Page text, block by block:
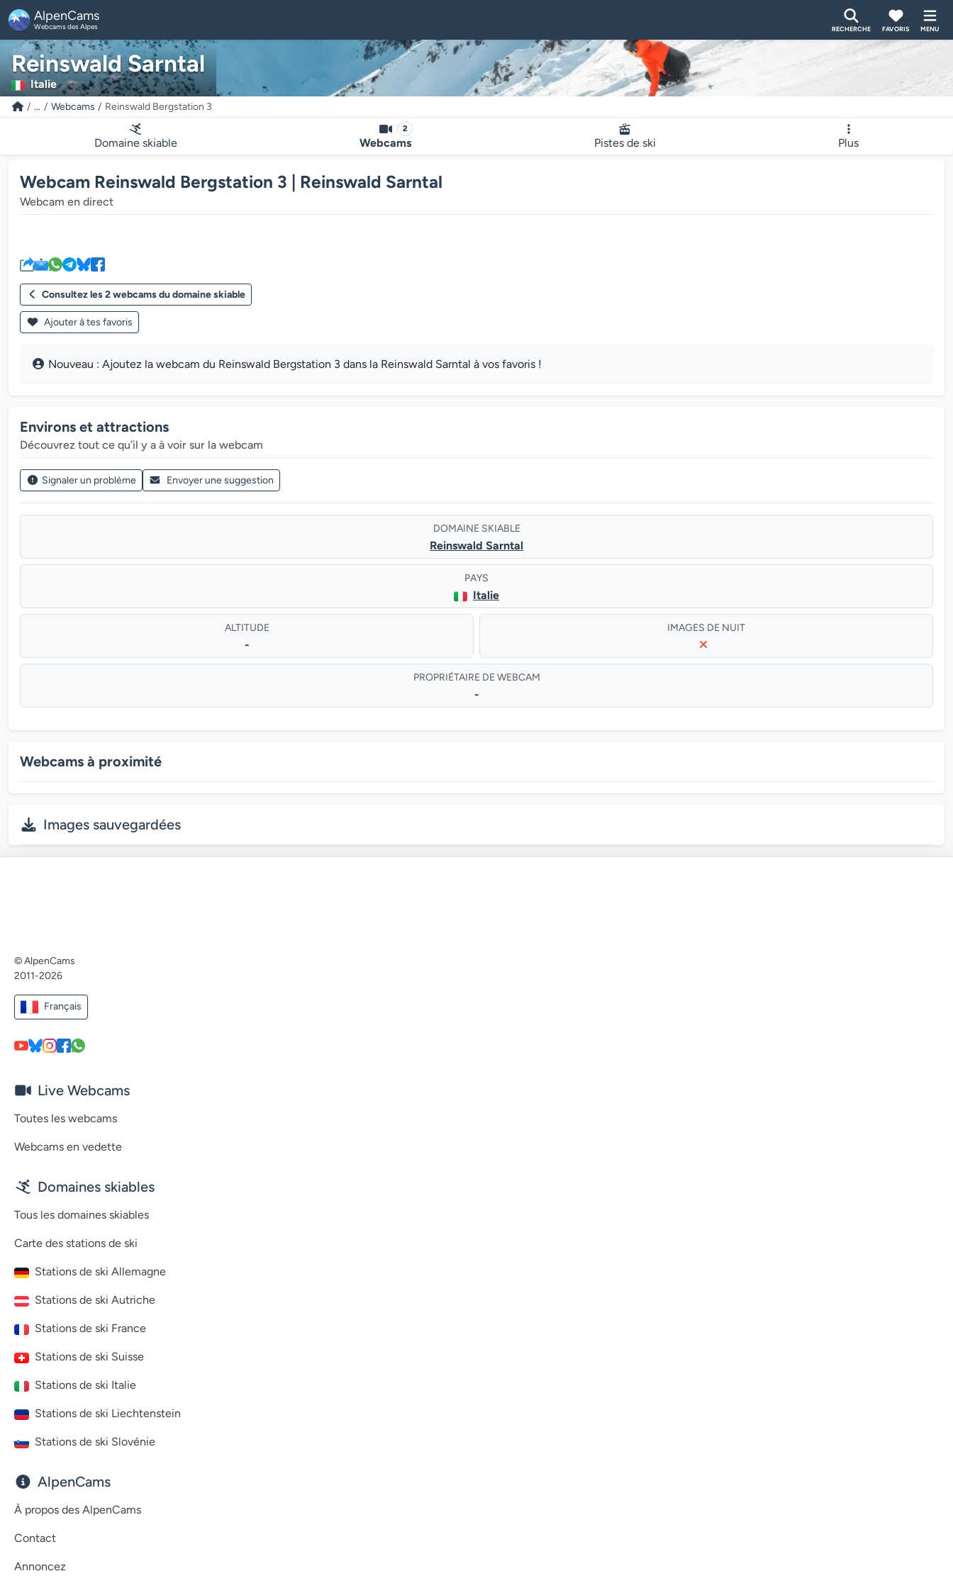
AlpenCams
Webcams des Alpes RECHERCHE FAVORIS MENU
Reinswald Sarntal
Italie
... Webcams Reinswald Bergstation 3
Domaine skiable
2
Webcams Pistes de ski Plus
Webcam Reinswald Bergstation 3 | Reinswald Sarntal
Webcam en direct
Consultez les 2 webcams du domaine skiable
Ajouter à tes favoris
Nouveau : Ajoutez la webcam du Reinswald Bergstation 3 dans la Reinswald Sarntal à vos favoris !
Environs et attractions
Découvrez tout ce qu’il y a à voir sur la webcam
Signaler un problème Envoyer une suggestion
DOMAINE SKIABLE
Reinswald Sarntal
PAYS
Italie
ALTITUDE
-
IMAGES DE NUIT
PROPRIÉTAIRE DE WEBCAM
-
Webcams à proximité
Images sauvegardées
© AlpenCams
2011-2026
Français
Live Webcams
Toutes les webcams
Webcams en vedette
Domaines skiables
Tous les domaines skiables
Carte des stations de ski
Stations de ski Allemagne
Stations de ski Autriche
Stations de ski France
Stations de ski Suisse
Stations de ski Italie
Stations de ski Liechtenstein
Stations de ski Slovénie
AlpenCams
À propos des AlpenCams
Contact
Annoncez